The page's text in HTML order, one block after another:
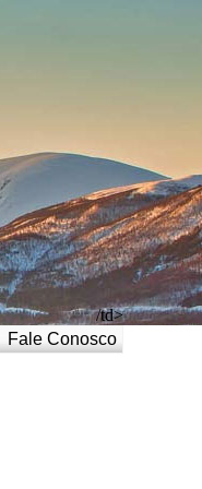
/td>
Fale Conosco